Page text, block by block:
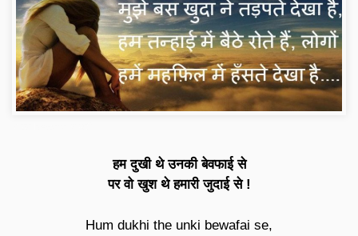
हम दुखी थे उनकी बेवफाई से
पर वो खुश थे हमारी जुदाई से !
Hum dukhi the unki bewafai se,